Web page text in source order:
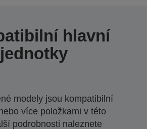
hlavní
jednotky
modely jsou kompatibilní
více položkami v této
podrobnosti naleznete